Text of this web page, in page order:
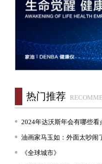
热门推荐
2024年达沃斯年会有哪些看
油画家马玉如：外面太吵闹了，我
《全球城市》